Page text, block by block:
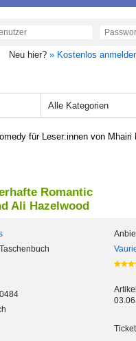
Neu hier? » Kostenlos
Alle Kategorien
für Leser:innen von Mhairi
Romantic
Ali Hazelwood